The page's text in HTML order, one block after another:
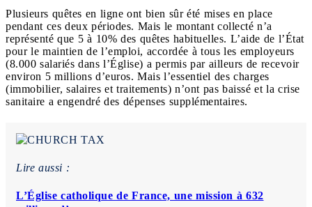
Plusieurs quêtes en ligne ont bien sûr été mises en place
pendant ces deux périodes. Mais le montant collecté n’a
représenté que 5 à 10% des quêtes habituelles. L’aide de l’État
pour le maintien de l’emploi, accordée à tous les employeurs
(8.000 salariés dans l’Église) a permis par ailleurs de recevoir
environ 5 millions d’euros. Mais l’essentiel des charges
(immobilier, salaires et traitements) n’ont pas baissé et la crise
sanitaire a engendré des dépenses supplémentaires.
Lire aussi :
L’Église catholique de France, une mission à 632